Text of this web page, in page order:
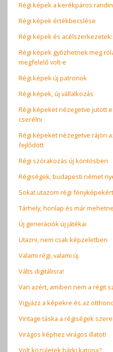
Régi képek a kerékpáros
Régi képek értékbecslése
Régi képek és
Régi képek győzhetnek meg
megfelelő volt-e
Régi képek új patronok
Régi képek, új vállalkozás
Régi képeket nézegetve jutott
cserélni
Régi képeket nézegetve rájön
fejlődött
Régi szórakozás új köntösben
Régiségek, budapesti német
Sokat utazom régi
Tárhely, honlap és már
Új generációk új játékai
Utazni, nem csak képzeletben
Valami régi, valami új
Válts digitálisra!
Van azért, amiben nem a régit
Vigyázz a képekre és az
Vintage táska a régiségek
Virágos képhez virágos illatot!
Volt közületek bárki katona?